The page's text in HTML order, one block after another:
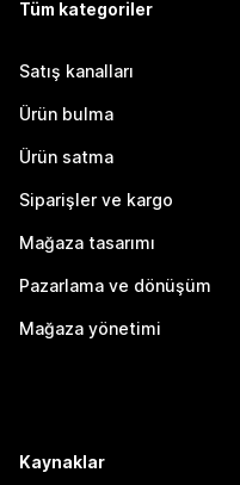
Tüm kategoriler
Satış kanalları
Ürün bulma
Ürün satma
Siparişler ve kargo
Mağaza tasarımı
Pazarlama ve dönüşüm
Mağaza yönetimi
Kaynaklar